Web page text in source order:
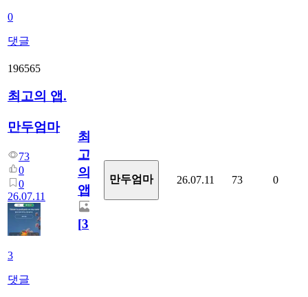
0
댓글
196565
최고의 앱.
만두엄마
73
0
0
26.07.11
3
댓글
최
고
의
앱.
[3]
만두엄마 26.07.11 73 0